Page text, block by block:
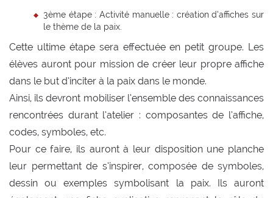
3ème étape : Activité manuelle : création d’affiches sur
le thème de la paix.
Cette ultime étape sera effectuée en petit groupe. Les
élèves auront pour mission de créer leur propre affiche
dans le but d’inciter à la paix dans le monde.
Ainsi, ils devront mobiliser l’ensemble des connaissances
rencontrées durant l’atelier : composantes de l’affiche,
codes, symboles, etc.
Pour ce faire, ils auront à leur disposition une planche
leur permettant de s’inspirer, composée de symboles,
dessin ou exemples symbolisant la paix. Ils auront